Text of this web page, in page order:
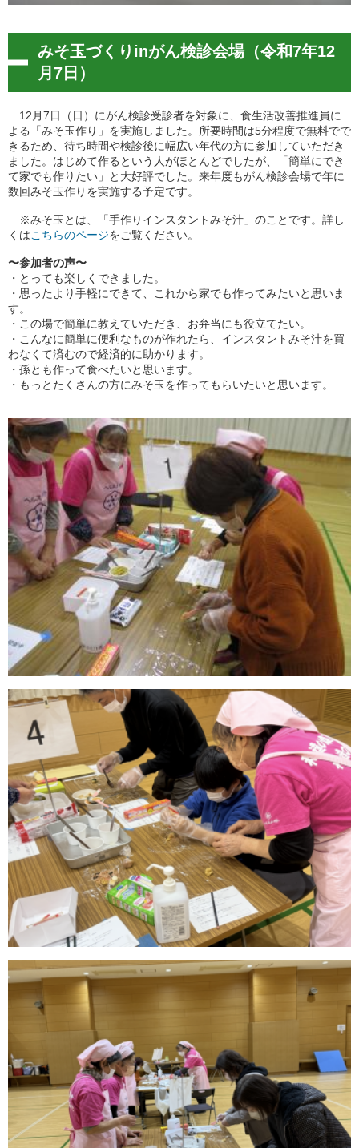
みそ玉づくりinがん検診会場（令和7年12
月7日）
12月7日（日）にがん検診受診者を対象に、食生活改善推進員に
よる「みそ玉作り」を実施しました。所要時間は5分程度で無料でで
きるため、待ち時間や検診後に幅広い年代の方に参加していただき
ました。はじめて作るという人がほとんどでしたが、「簡単にでき
て家でも作りたい」と大好評でした。来年度もがん検診会場で年に
数回みそ玉作りを実施する予定です。
※みそ玉とは、「手作りインスタントみそ汁」のことです。詳し
くはこちらのページをご覧ください。
〜参加者の声〜
・とっても楽しくできました。
・思ったより手軽にできて、これから家でも作ってみたいと思いま
す。
・この場で簡単に教えていただき、お弁当にも役立てたい。
・こんなに簡単に便利なものが作れたら、インスタントみそ汁を買
わなくて済むので経済的に助かります。
・孫とも作って食べたいと思います。
・もっとたくさんの方にみそ玉を作ってもらいたいと思います。